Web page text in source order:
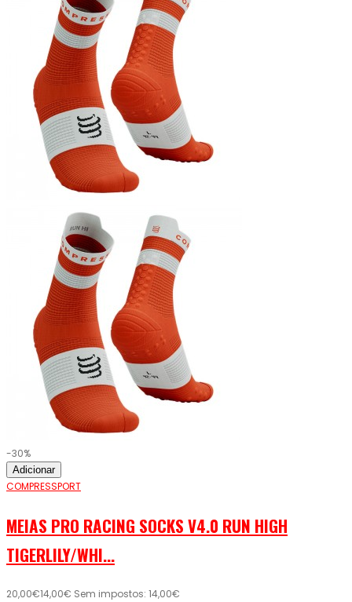
-30%
Adicionar
COMPRESSPORT
MEIAS PRO RACING SOCKS V4.0 RUN HIGH
TIGERLILY/WHI...
20,00€14,00€ Sem impostos: 14,00€